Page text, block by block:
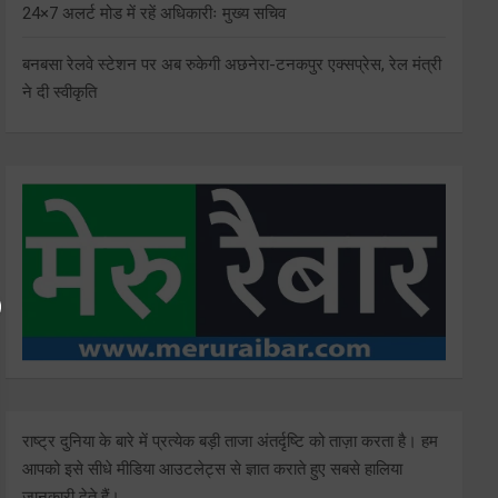
24×7 अलर्ट मोड में रहें अधिकारीः मुख्य सचिव
बनबसा रेलवे स्टेशन पर अब रुकेगी अछनेरा-टनकपुर एक्सप्रेस, रेल मंत्री
ने दी स्वीकृति
राष्ट्र दुनिया के बारे में प्रत्येक बड़ी ताजा अंतर्दृष्टि को ताज़ा करता है। हम
आपको इसे सीधे मीडिया आउटलेट्स से ज्ञात कराते हुए सबसे हालिया